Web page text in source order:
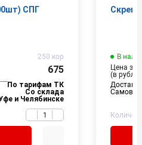
СПГ
250 кор
675
По тарифам ТК
Со склада
и Челябинске
В
Цена за
(в